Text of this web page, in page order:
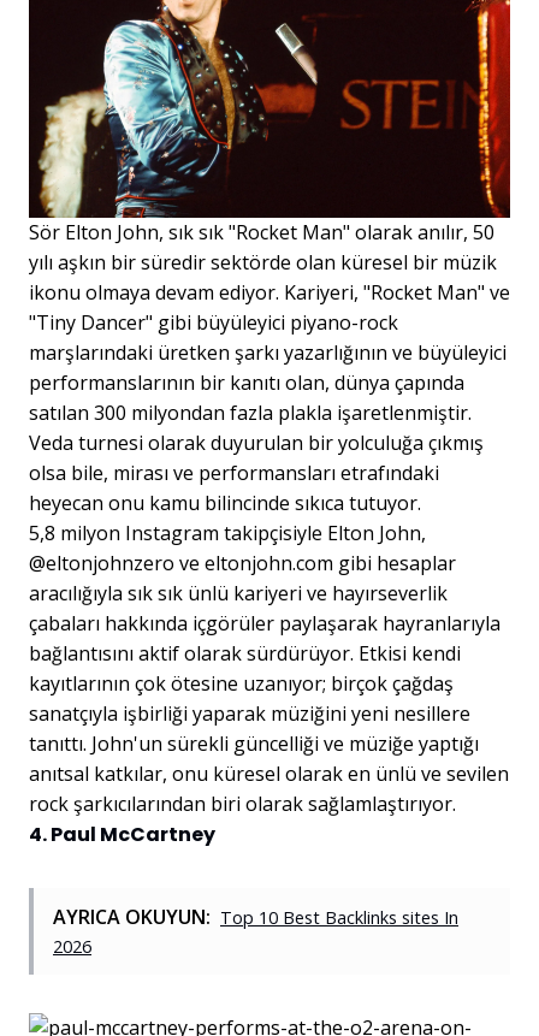
Sör Elton John, sık sık "Rocket Man" olarak anılır, 50
yılı aşkın bir süredir sektörde olan küresel bir müzik
ikonu olmaya devam ediyor. Kariyeri, "Rocket Man" ve
"Tiny Dancer" gibi büyüleyici piyano-rock
marşlarındaki üretken şarkı yazarlığının ve büyüleyici
performanslarının bir kanıtı olan, dünya çapında
satılan 300 milyondan fazla plakla işaretlenmiştir.
Veda turnesi olarak duyurulan bir yolculuğa çıkmış
olsa bile, mirası ve performansları etrafındaki
heyecan onu kamu bilincinde sıkıca tutuyor.
5,8 milyon Instagram takipçisiyle Elton John,
@eltonjohnzero ve eltonjohn.com gibi hesaplar
aracılığıyla sık sık ünlü kariyeri ve hayırseverlik
çabaları hakkında içgörüler paylaşarak hayranlarıyla
bağlantısını aktif olarak sürdürüyor. Etkisi kendi
kayıtlarının çok ötesine uzanıyor; birçok çağdaş
sanatçıyla işbirliği yaparak müziğini yeni nesillere
tanıttı. John'un sürekli güncelliği ve müziğe yaptığı
anıtsal katkılar, onu küresel olarak en ünlü ve sevilen
rock şarkıcılarından biri olarak sağlamlaştırıyor.
4. Paul McCartney
AYRICA OKUYUN: Top 10 Best Backlinks sites In
2026